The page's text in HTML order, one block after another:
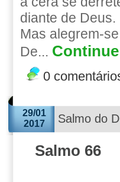
diante de Deus.
Mas alegrem-
De...
0
29/01
2017
Salmo do
Salmo 66